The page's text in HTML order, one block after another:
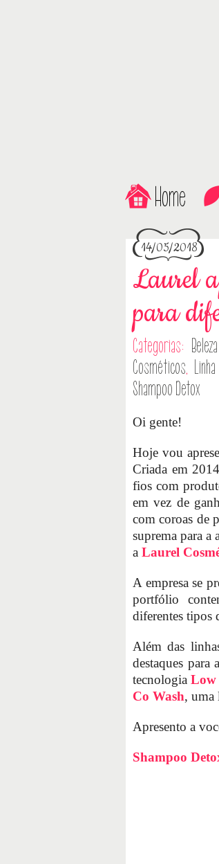
Home
14/05/2018
Laurel
para
Categorias: Beleza
Cosméticos,
Shampoo Detox
Oi gente!
Hoje vou
Criada em
fios com
em vez de
com coroas de
suprema para a
a Laurel
A empresa se
portfólio
diferentes tipos
Além das
destaques para
tecnologiaLow
Co Wash, uma
Apresento a
Shampoo